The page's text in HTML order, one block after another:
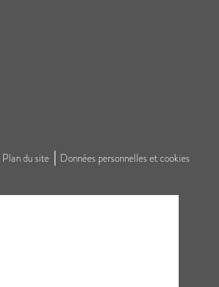
Plan du site Données personnelles et cookies